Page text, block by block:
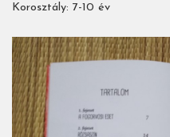
Korosztály: 7-10 év